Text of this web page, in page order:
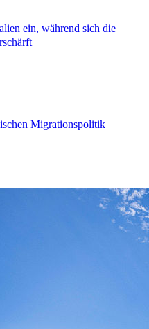
ein, während sich die
Migrationspolitik